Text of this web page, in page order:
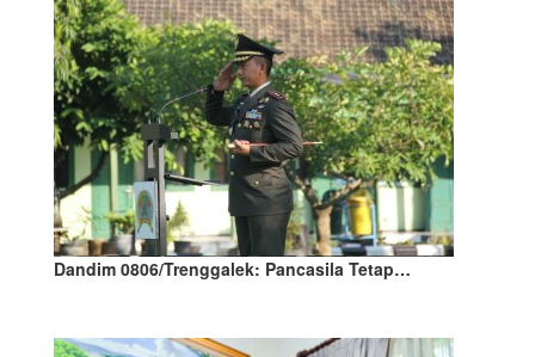
Dandim 0806/Trenggalek: Pancasila Tetap…